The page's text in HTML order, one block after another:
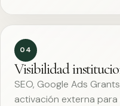
04
Visibilidad
SEO, Google Ads
activación externa